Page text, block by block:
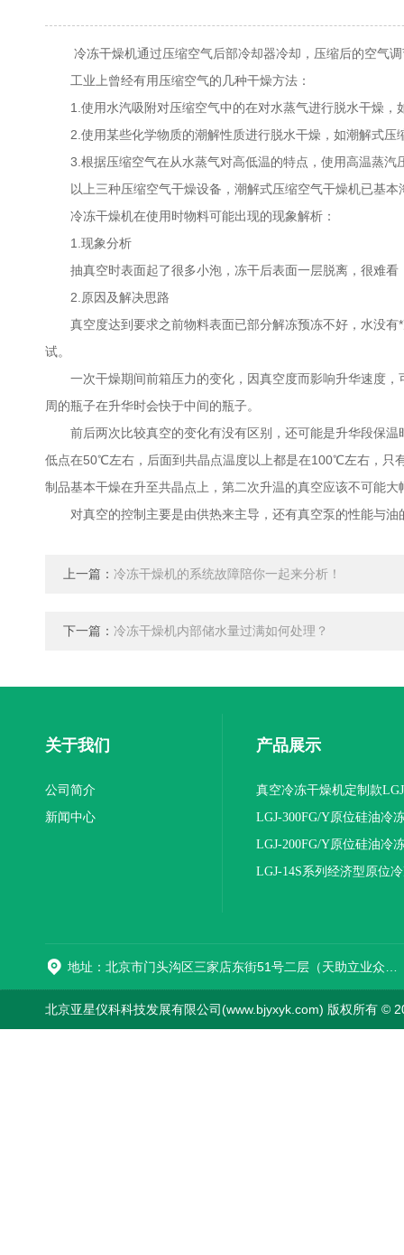
冷冻干燥机通过压缩空气后部冷却器冷却，压缩后的空气调
工业上曾经有用压缩空气的几种干燥方法：
1.使用水汽吸附对压缩空气中的在对水蒸气进行脱水干燥，
2.使用某些化学物质的潮解性质进行脱水干燥，如潮解式压
3.根据压缩空气在从水蒸气对高低温的特点，使用高温蒸汽
以上三种压缩空气干燥设备，潮解式压缩空气干燥机已基本
冷冻干燥机在使用时物料可能出现的现象解析：
1.现象分析
抽真空时表面起了很多小泡，冻干后表面一层脱离，很难看
2.原因及解决思路
真空度达到要求之前物料表面已部分解冻预冻不好，水没有*
试。
一次干燥期间前箱压力的变化，因真空度而影响升华速度，
周的瓶子在升华时会快于中间的瓶子。
前后两次比较真空的变化有没有区别，还可能是升华段保温
低点在50℃左右，后面到共晶点温度以上都是在100℃左右，只
制品基本干燥在升至共晶点上，第二次升温的真空应该不可能
对真空的控制主要是由供热来主导，还有真空泵的性能与油
上一篇： 冷冻干燥机的系统故障陪你一起来分析！
下一篇： 冷冻干燥机内部储水量过满如何处理？
关于我们
公司简介
新闻中心
产品展示
真空冷冻干燥机定制款
16NS/C标准版
LGJ-300FG/Y原位硅油冷
机(压盖型)
LGJ-200FG/Y原位硅油冷
机(压盖型)
LGJ-14S系列经济型原位
北京亚星仪科科技发展有限公司(www.bjyxyk.com) 版权所有 ©